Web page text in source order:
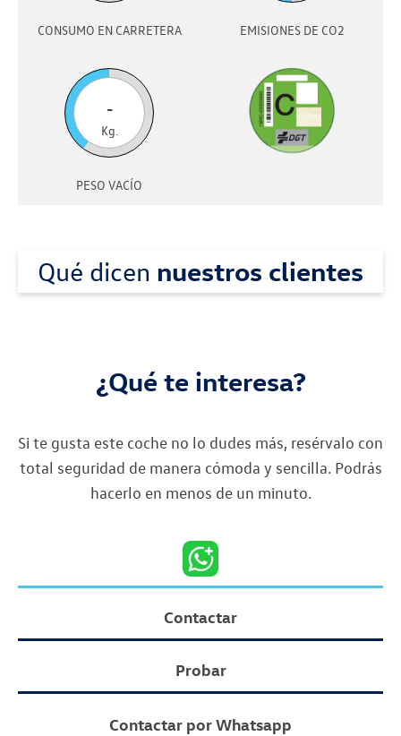
CONSUMO EN CARRETERA EMISIONES DE CO2
-
Kg.
PESO VACÍO
Qué dicen nuestros clientes
¿Qué te interesa?
Si te gusta este coche no lo dudes más, resérvalo con
total seguridad de manera cómoda y sencilla. Podrás
hacerlo en menos de un minuto.
Contactar
Probar
Contactar por Whatsapp